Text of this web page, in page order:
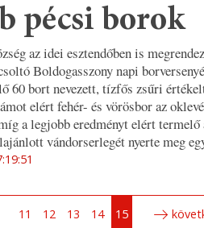
pécsi borok
az idei esztendőben is
Boldogasszony napi
60 bort nevezett, tízfős zsűri
elért fehér- és vörösbor az
a legjobb eredményt elért termelő
vándorserlegét nyerte meg
11 12 13 14 15